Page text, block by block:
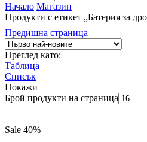
Начало Магазин
Продукти с етикет „Батерия за
Предишна страница
Преглед като:
Таблица
Списък
Покажи
Брой продукти на страница
Sale 40%